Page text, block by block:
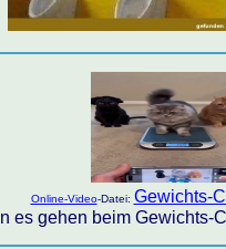
Online-Video-Datei: Gewichts-
es gehen beim Gewichts-